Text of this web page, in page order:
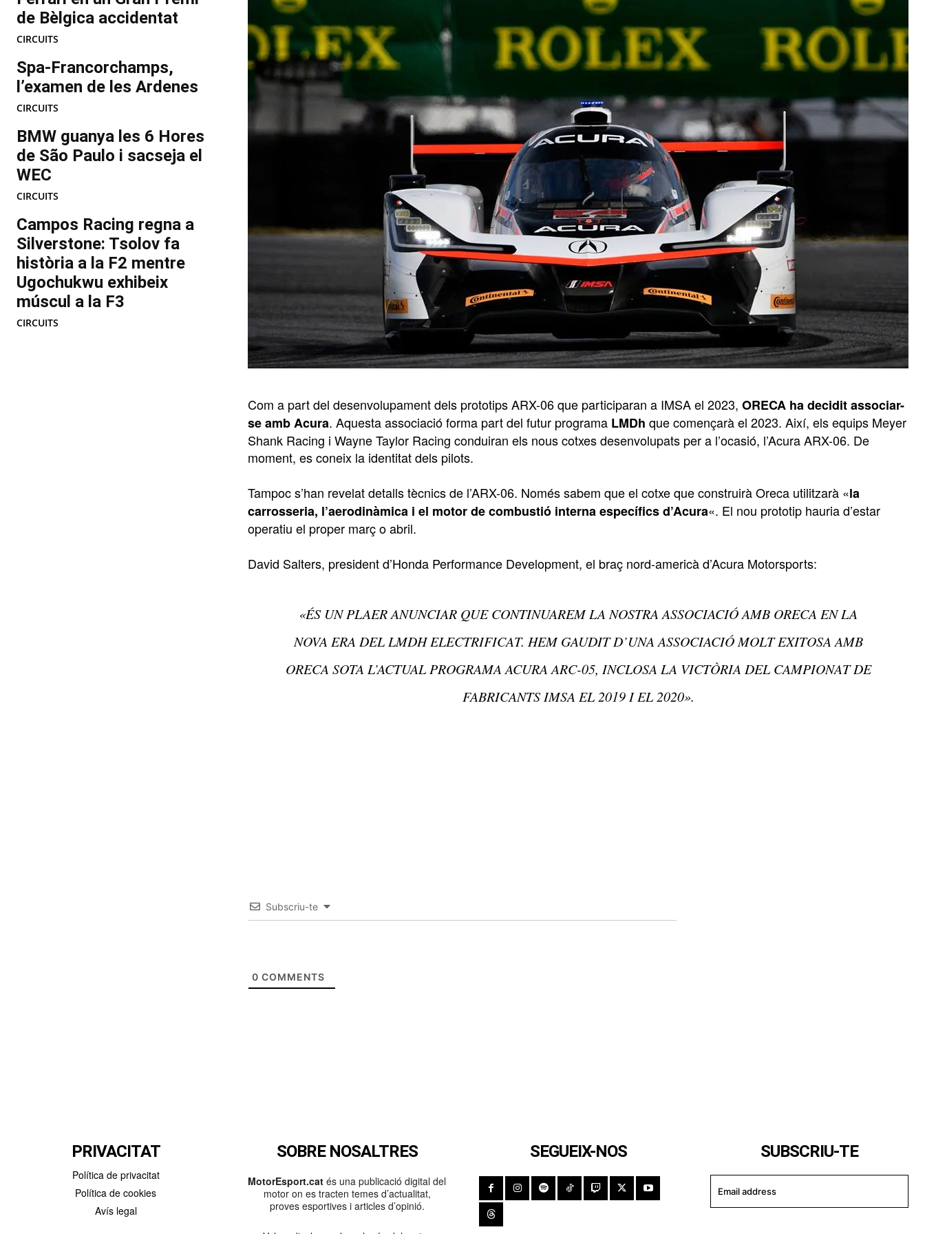
de Bèlgica accidentat
CIRCUITS
Spa-Francorchamps,
l’examen de les Ardenes
CIRCUITS
BMW guanya les 6 Hores
de São Paulo i sacseja el
WEC
CIRCUITS
Campos Racing regna a
Silverstone: Tsolov fa
història a la F2 mentre
Ugochukwu exhibeix
múscul a la F3
CIRCUITS
Com a part del desenvolupament dels prototips ARX-06 que participaran a IMSA el 2023, ORECA ha decidit associar-
se amb Acura. Aquesta associació forma part del futur programa LMDh que començarà el 2023. Així, els equips Meyer
Shank Racing i Wayne Taylor Racing conduiran els nous cotxes desenvolupats per a l’ocasió, l’Acura ARX-06. De
moment, es coneix la identitat dels pilots.
Tampoc s’han revelat detalls tècnics de l’ARX-06. Només sabem que el cotxe que construirà Oreca utilitzarà «la
carrosseria, l’aerodinàmica i el motor de combustió interna específics d’Acura«. El nou prototip hauria d’estar
operatiu el proper març o abril.
David Salters, president d’Honda Performance Development, el braç nord-americà d’Acura Motorsports:
«ÉS UN PLAER ANUNCIAR QUE CONTINUAREM LA NOSTRA ASSOCIACIÓ AMB ORECA EN LA
NOVA ERA DEL LMDH ELECTRIFICAT. HEM GAUDIT D’UNA ASSOCIACIÓ MOLT EXITOSA AMB
ORECA SOTA L’ACTUAL PROGRAMA ACURA ARC-05, INCLOSA LA VICTÒRIA DEL CAMPIONAT DE
FABRICANTS IMSA EL 2019 I EL 2020».
Subscriu-te
0 COMMENTS
PRIVACITAT
Política de privacitat
Política de cookies
Avís legal
SOBRE NOSALTRES
MotorEsport.cat és una publicació digital del
motor on es tracten temes d’actualitat,
proves esportives i articles d’opinió.
SEGUEIX-NOS SUBSCRIU-TE